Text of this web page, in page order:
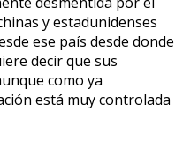
y estadunidenses
ese país desde donde
decir que sus
como ya
está muy controlada